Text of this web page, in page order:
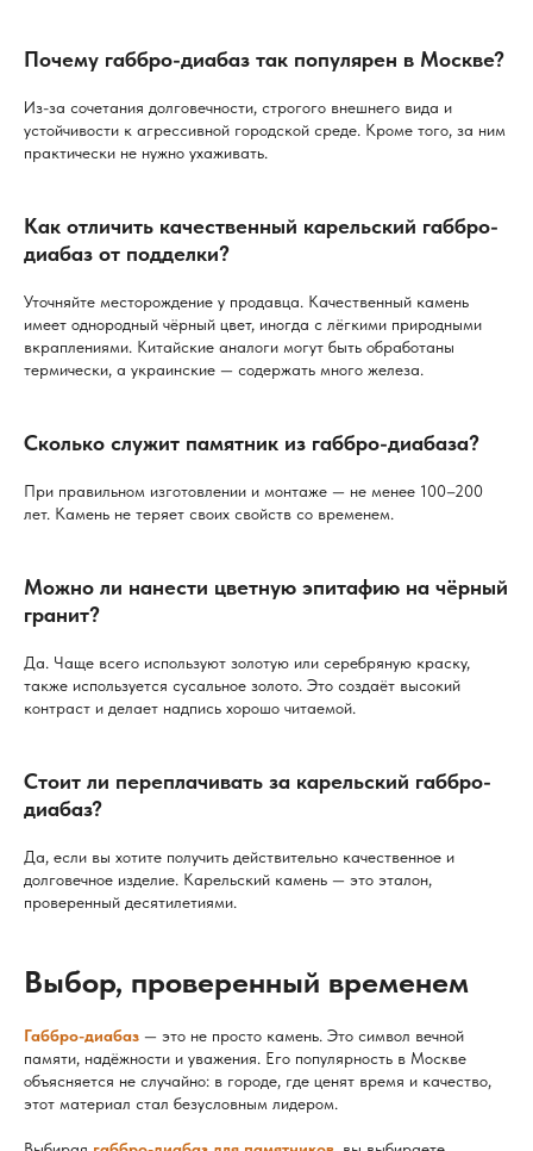
Почему габбро-диабаз так популярен в Москве?
Из-за сочетания долговечности, строгого внешнего вида и
устойчивости к агрессивной городской среде. Кроме того, за ним
практически не нужно ухаживать.
Как отличить качественный карельский габбро-
диабаз от подделки?
Уточняйте месторождение у продавца. Качественный камень
имеет однородный чёрный цвет, иногда с лёгкими природными
вкраплениями. Китайские аналоги могут быть обработаны
термически, а украинские — содержать много железа.
Сколько служит памятник из габбро-диабаза?
При правильном изготовлении и монтаже — не менее 100–200
лет. Камень не теряет своих свойств со временем.
Можно ли нанести цветную эпитафию на чёрный
гранит?
Да. Чаще всего используют золотую или серебряную краску,
также используется сусальное золото. Это создаёт высокий
контраст и делает надпись хорошо читаемой.
Стоит ли переплачивать за карельский габбро-
диабаз?
Да, если вы хотите получить действительно качественное и
долговечное изделие. Карельский камень — это эталон,
проверенный десятилетиями.
Выбор, проверенный временем
Габбро-диабаз — это не просто камень. Это символ вечной
памяти, надёжности и уважения. Его популярность в Москве
объясняется не случайно: в городе, где ценят время и качество,
этот материал стал безусловным лидером.